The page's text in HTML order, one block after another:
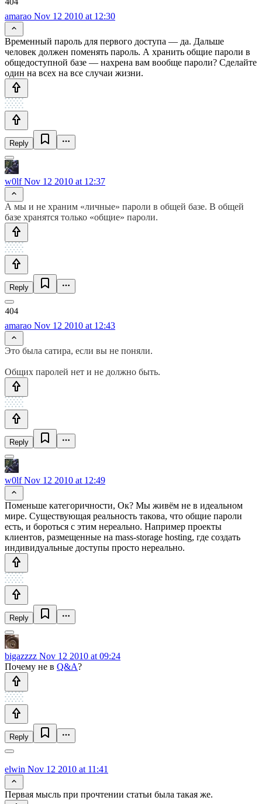
amarao Nov 12 2010 at 12:30
Временный пароль для первого доступа — да. Дальше
человек должен поменять пароль. А хранить общие пароли в
общедоступной базе — нахрена вам вообще пароли? Сделайте
один на всех на все случаи жизни.
Reply
w0lfNov 12 2010 at 12:37
А мы и не храним «личные» пароли в общей базе. В общей
базе хранятся только «общие» пароли.
Reply
amarao Nov 12 2010 at 12:43
Это была сатира, если вы не поняли.
Общих паролей нет и не должно быть.
Reply
w0lfNov 12 2010 at 12:49
Поменьше категоричности, Ок? Мы живём не в идеальном
мире. Существующая реальность такова, что общие пароли
есть, и бороться с этим нереально. Например проекты
клиентов, размещенные на mass-storage hosting, где создать
индивидуальные доступы просто нереально.
Reply
bigazzzz Nov 12 2010 at 09:24
Почему не в Q&A?
Reply
elwin Nov 12 2010 at 11:41
Первая мысль при прочтении статьи была такая же.